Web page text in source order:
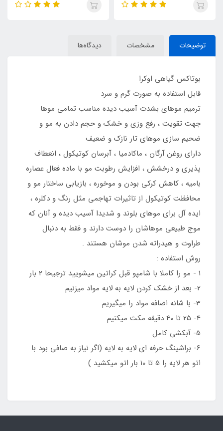
توضیحات مشخصات دیدگاه‌ها
بوتاکس گیاهی اوکرا
قابل استفاده به صورت گرم و سرد
ترمیم موهای بشدت آسیب دیده مناسب تمامی موها
جهت تقویت ، رفع وزی و خشک و حجم دادن به مو و
ضحیم سازی موهای تار نازک و ضعیف
دارای روغن آرگان ، ماکادمیا ، آبرسان کوتیکول ، انعطاف
پذیری و درخشش ، افزایش رطوبت مو با ماده فعال عصاره
بامیه ، کاهش کرکی بودن و موخوره ، بازیابی ساختار مو و
محافظت کوتیکول از تاثیرات تهاجمی مثل رنگ و دکلره ،
ایده آل برای موهای بلوند و شدیدا آسیب دیده و آنان که
موج طبیعی موهاشان را دوست دارند و فقط به دنبال
طراوت و هیدراته شدن موشان هستند .
روش استفاده :
1 - مو را کاملا با شامپو قبل کراتین میشویید ترجیحا 2 بار
2- بعد از خشک کردن لایه به لایه مواد میزنیم
3- با شانه اضافه مواد را میگیریم
4- 25 تا 40 دقیقه مکث میکنیم
5- آبکشی کامل
6- براشینگ حرفه ای لایه به لایه (اگر نیاز به صافی بود با
اتو هر لایه را 5 تا 10 بار اتو میکشید )